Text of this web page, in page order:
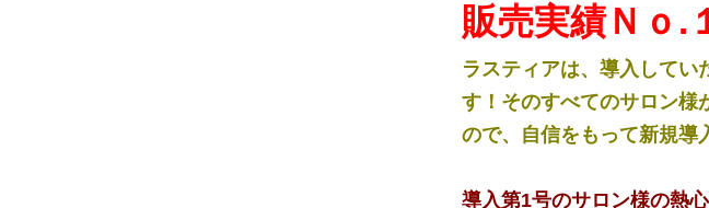
販売実績Ｎｏ.
ラスティアは、導入してい
す！そのすべてのサロン様
ので、自信をもって新規導
導入第1号のサロン様の熱